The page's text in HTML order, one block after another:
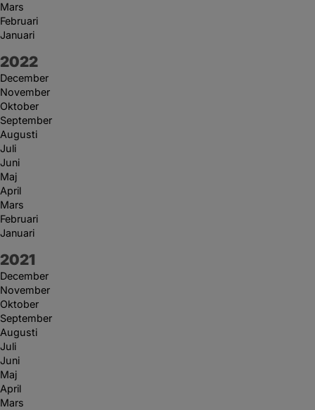
Mars
Februari
Januari
År:
2022
December
November
Oktober
September
Augusti
Juli
Juni
Maj
April
Mars
Februari
Januari
År:
2021
December
November
Oktober
September
Augusti
Juli
Juni
Maj
April
Mars